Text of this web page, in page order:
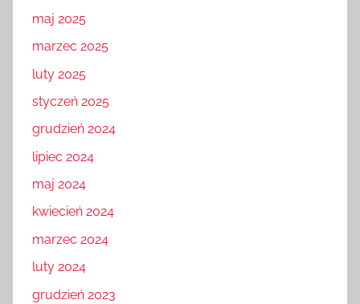
maj 2025
marzec 2025
luty 2025
styczeń 2025
grudzień 2024
lipiec 2024
maj 2024
kwiecień 2024
marzec 2024
luty 2024
grudzień 2023